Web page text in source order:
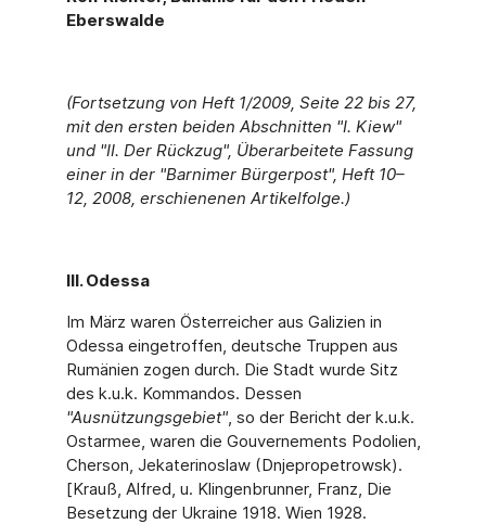
Eberswalde
(Fortsetzung von Heft 1/2009, Seite 22 bis 27,
mit den ersten beiden Abschnitten "I. Kiew"
und "II. Der Rückzug", Überarbeitete Fassung
einer in der "Barnimer Bürgerpost", Heft 10–
12, 2008, erschienenen Artikelfolge.)
III. Odessa
Im März waren Österreicher aus Galizien in
Odessa eingetroffen, deutsche Truppen aus
Rumänien zogen durch. Die Stadt wurde Sitz
des k.u.k. Kommandos. Dessen
"Ausnützungsgebiet", so der Bericht der k.u.k.
Ostarmee, waren die Gouvernements Podolien,
Cherson, Jekaterinoslaw (Dnjepropetrowsk).
[Krauß, Alfred, u. Klingenbrunner, Franz, Die
Besetzung der Ukraine 1918. Wien 1928.